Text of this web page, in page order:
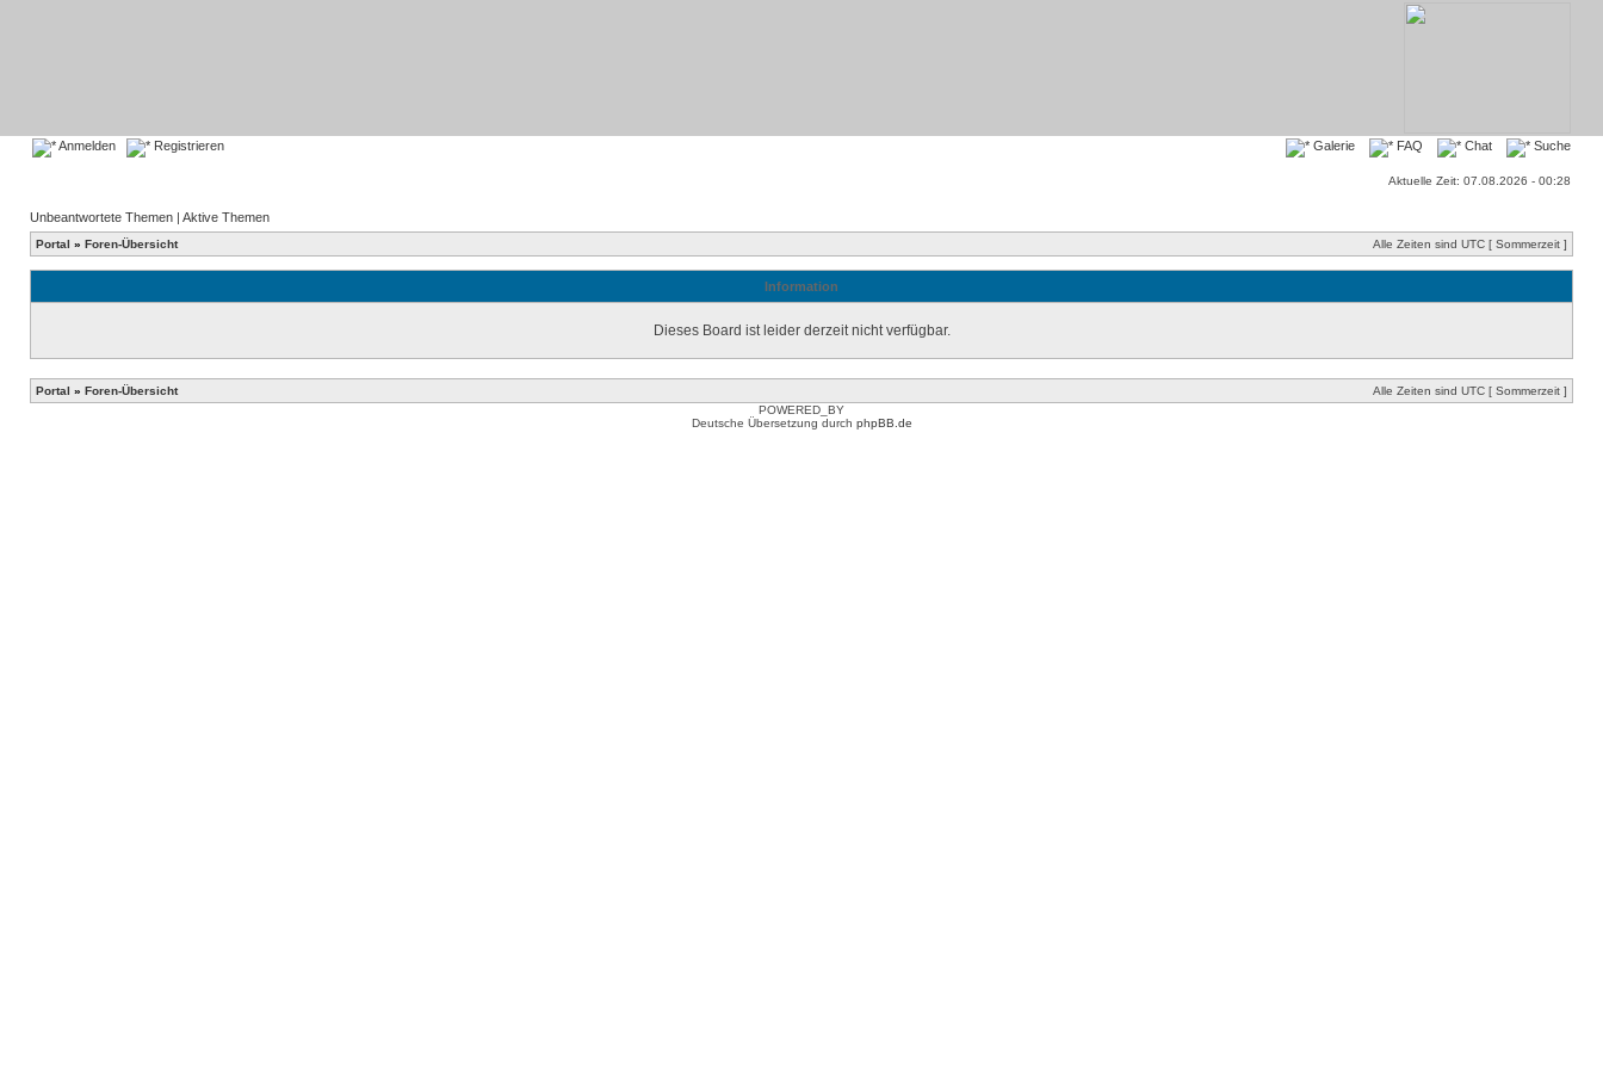
Anmelden Registrieren Galerie FAQ Chat Suche
Aktuelle Zeit: 07.08.2026 - 00:28
Unbeantwortete Themen | Aktive Themen
Portal » Foren-Übersicht Alle Zeiten sind UTC [ Sommerzeit ]
Information
Dieses Board ist leider derzeit nicht verfügbar.
Portal » Foren-Übersicht
Alle Zeiten sind UTC [ Sommerzeit ]
POWERED_BY
Deutsche Übersetzung durch phpBB.de